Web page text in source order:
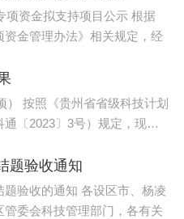
金拟支持项目公示 根据
资金管理办法》相关规定，经
计划
〔2023〕3号）规定，现对
题验收通知
各设区市、杨凌
委会科技管理部门，各有关